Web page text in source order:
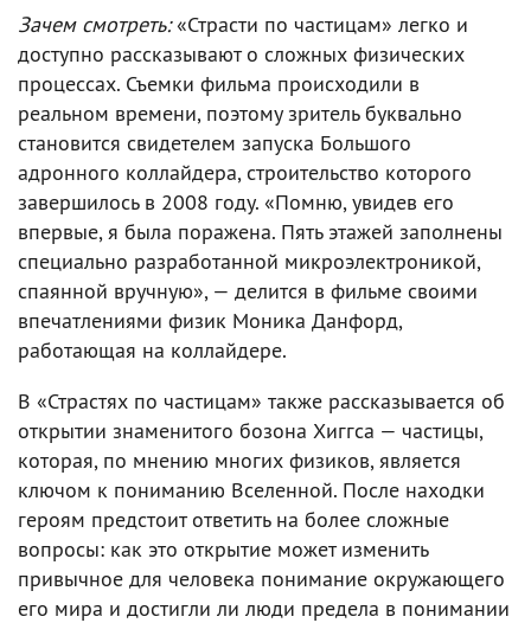
Зачем смотреть:«Страсти по частицам» легко и
доступно рассказывают о сложных физических
процессах. Съемки фильма происходили в
реальном времени, поэтому зритель буквально
становится свидетелем запуска Большого
адронного коллайдера, строительство которого
завершилось в 2008 году. «Помню, увидев его
впервые, я была поражена. Пять этажей заполнены
специально разработанной микроэлектроникой,
спаянной вручную», — делится в фильме своими
впечатлениями физик Моника Данфорд,
работающая на коллайдере.
В «Страстях по частицам» также рассказывается об
открытии знаменитого бозона Хиггса — частицы,
которая, по мнению многих физиков, является
ключом к пониманию Вселенной. После находки
героям предстоит ответить на более сложные
вопросы: как это открытие может изменить
привычное для человека понимание окружающего
его мира и достигли ли люди предела в понимании